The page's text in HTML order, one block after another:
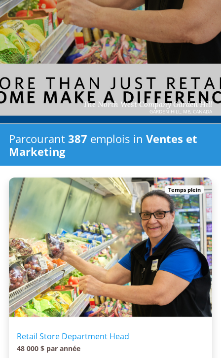
The North West Company Garden Hill
GARDEN HILL, MB, CANADA
Parcourant 387 emplois in Ventes et
Marketing
Temps plein
Retail Store Department Head
48 000 $ par année